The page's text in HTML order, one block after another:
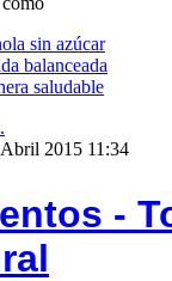
sin azúcar
balanceada
saludable
2015 11:34
-